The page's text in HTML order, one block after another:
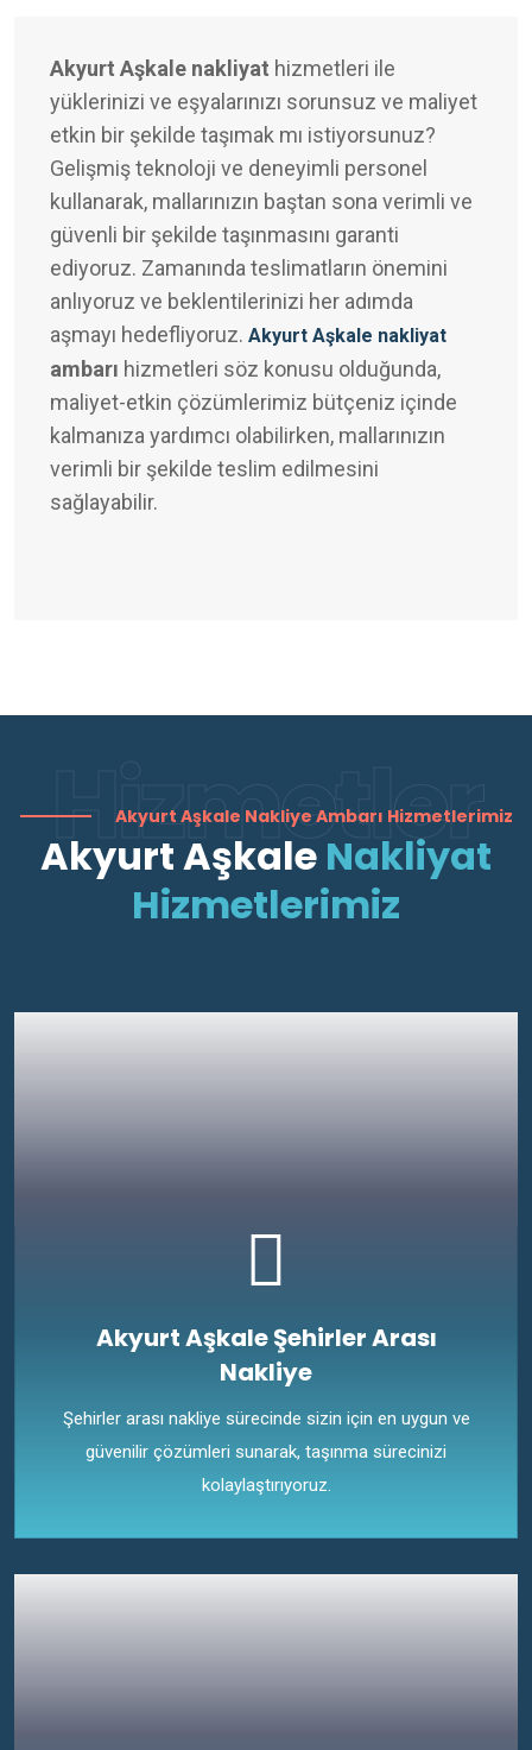
Akyurt Aşkale nakliyat hizmetleri ile
yüklerinizi ve eşyalarınızı sorunsuz ve maliyet
etkin bir şekilde taşımak mı istiyorsunuz?
Gelişmiş teknoloji ve deneyimli personel
kullanarak, mallarınızın baştan sona verimli ve
güvenli bir şekilde taşınmasını garanti
ediyoruz. Zamanında teslimatların önemini
anlıyoruz ve beklentilerinizi her adımda
aşmayı hedefliyoruz. Akyurt Aşkale nakliyat
ambarı hizmetleri söz konusu olduğunda,
maliyet-etkin çözümlerimiz bütçeniz içinde
kalmanıza yardımcı olabilirken, mallarınızın
verimli bir şekilde teslim edilmesini
sağlayabilir.
Hizmetler
Akyurt Aşkale Nakliye Ambarı Hizmetlerimiz
Akyurt Aşkale Nakliyat
Hizmetlerimiz
Akyurt Aşkale Şehirler Arası
Nakliye
Şehirler arası nakliye sürecinde sizin için en uygun ve
güvenilir çözümleri sunarak, taşınma sürecinizi
kolaylaştırıyoruz.